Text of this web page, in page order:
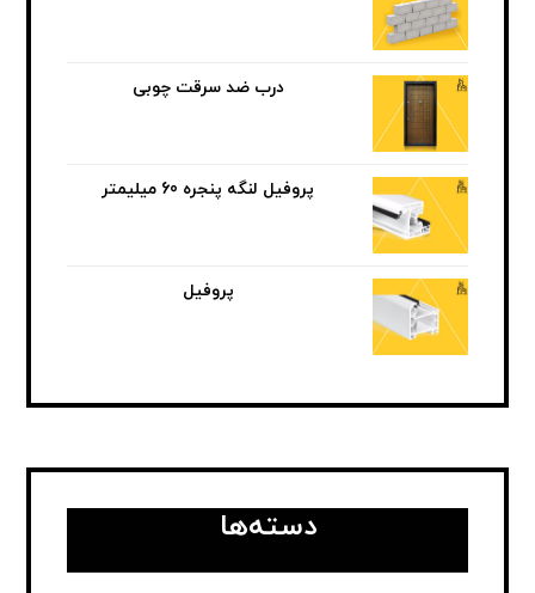
درب ضد سرقت چوبی
پروفیل لنگه پنجره 60 میلیمتر
پروفیل
دسته‌ها